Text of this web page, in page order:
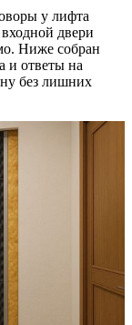
у лифта
двери
Ниже собран
и ответы на
без лишних